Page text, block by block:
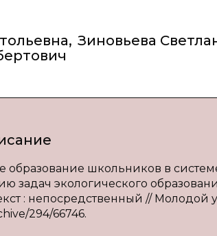
, Зиновьева
образование школьников в
задач экологического
: непосредственный //
294/66746.